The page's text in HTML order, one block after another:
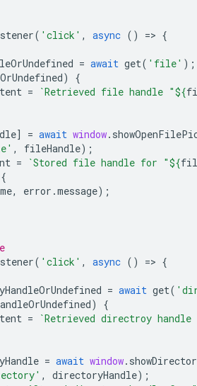
( 'click' , async () => {
= await get( 'file' );
)
{
= `Retrieved file handle "${
] = await window.
, fileHandle);
= `Stored file handle for "${
{
, error .message);
( 'click' , async () => {
= await get(
)
{
=
`Retrieved directroy
= await window.
, directoryHandle);